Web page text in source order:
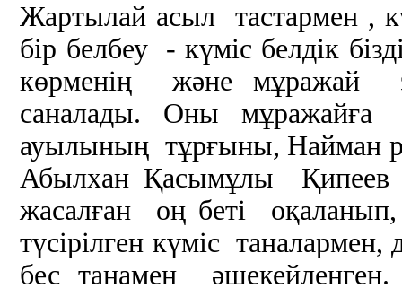
Жартылай асыл тастармен ,
бір белбеу - күміс белдік
көрменің және мұражай
саналады. Оны
ауылының тұрғыны, Найман
Абылхан Қасымұлы Қипеев
жасалған оң беті
түсірілген күміс
бес танамен